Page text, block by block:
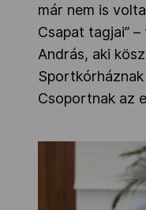
már nem is
Csapat tagjai”
András, aki
Csoportnak az